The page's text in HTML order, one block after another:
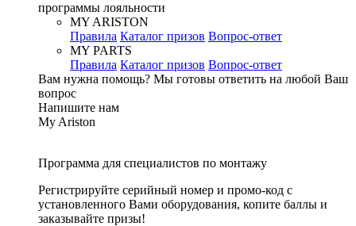
программы лояльности
MY ARISTON
Правила Каталог призов Вопрос-ответ
MY PARTS
Правила Каталог призов Вопрос-ответ
Вам нужна помощь? Мы готовы ответить на любой Ваш
вопрос
Напишите нам
My Ariston
Программа для специалистов по монтажу
Регистрируйте серийный номер и промо-код с
установленного Вами оборудования, копите баллы и
заказывайте призы!